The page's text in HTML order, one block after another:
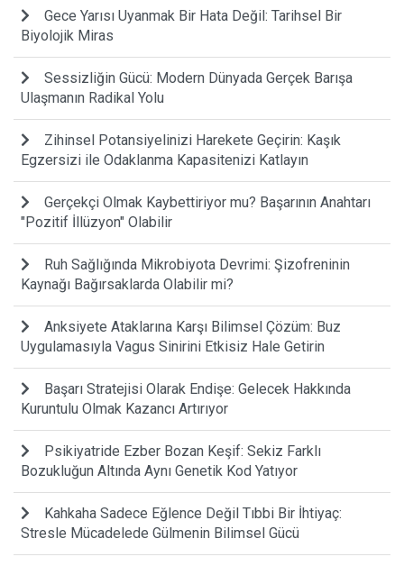
Gece Yarısı Uyanmak Bir Hata Değil: Tarihsel Bir
Biyolojik Miras
Sessizliğin Gücü: Modern Dünyada Gerçek Barışa
Ulaşmanın Radikal Yolu
Zihinsel Potansiyelinizi Harekete Geçirin: Kaşık
Egzersizi ile Odaklanma Kapasitenizi Katlayın
Gerçekçi Olmak Kaybettiriyor mu? Başarının Anahtarı
"Pozitif İllüzyon" Olabilir
Ruh Sağlığında Mikrobiyota Devrimi: Şizofreninin
Kaynağı Bağırsaklarda Olabilir mi?
Anksiyete Ataklarına Karşı Bilimsel Çözüm: Buz
Uygulamasıyla Vagus Sinirini Etkisiz Hale Getirin
Başarı Stratejisi Olarak Endişe: Gelecek Hakkında
Kuruntulu Olmak Kazancı Artırıyor
Psikiyatride Ezber Bozan Keşif: Sekiz Farklı
Bozukluğun Altında Aynı Genetik Kod Yatıyor
Kahkaha Sadece Eğlence Değil Tıbbi Bir İhtiyaç:
Stresle Mücadelede Gülmenin Bilimsel Gücü